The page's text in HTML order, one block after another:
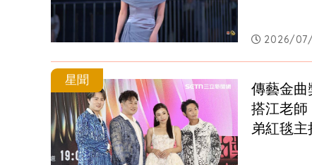
2026/07/
星聞
傳藝金曲
搭江老師
弟紅毯主